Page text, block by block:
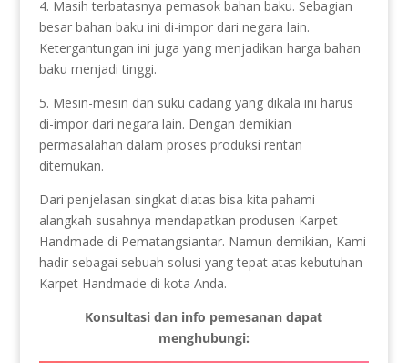
4. Masih terbatasnya pemasok bahan baku. Sebagian
besar bahan baku ini di-impor dari negara lain.
Ketergantungan ini juga yang menjadikan harga bahan
baku menjadi tinggi.
5. Mesin-mesin dan suku cadang yang dikala ini harus
di-impor dari negara lain. Dengan demikian
permasalahan dalam proses produksi rentan
ditemukan.
Dari penjelasan singkat diatas bisa kita pahami
alangkah susahnya mendapatkan produsen Karpet
Handmade di Pematangsiantar. Namun demikian, Kami
hadir sebagai sebuah solusi yang tepat atas kebutuhan
Karpet Handmade di kota Anda.
Konsultasi dan info pemesanan dapat
menghubungi: